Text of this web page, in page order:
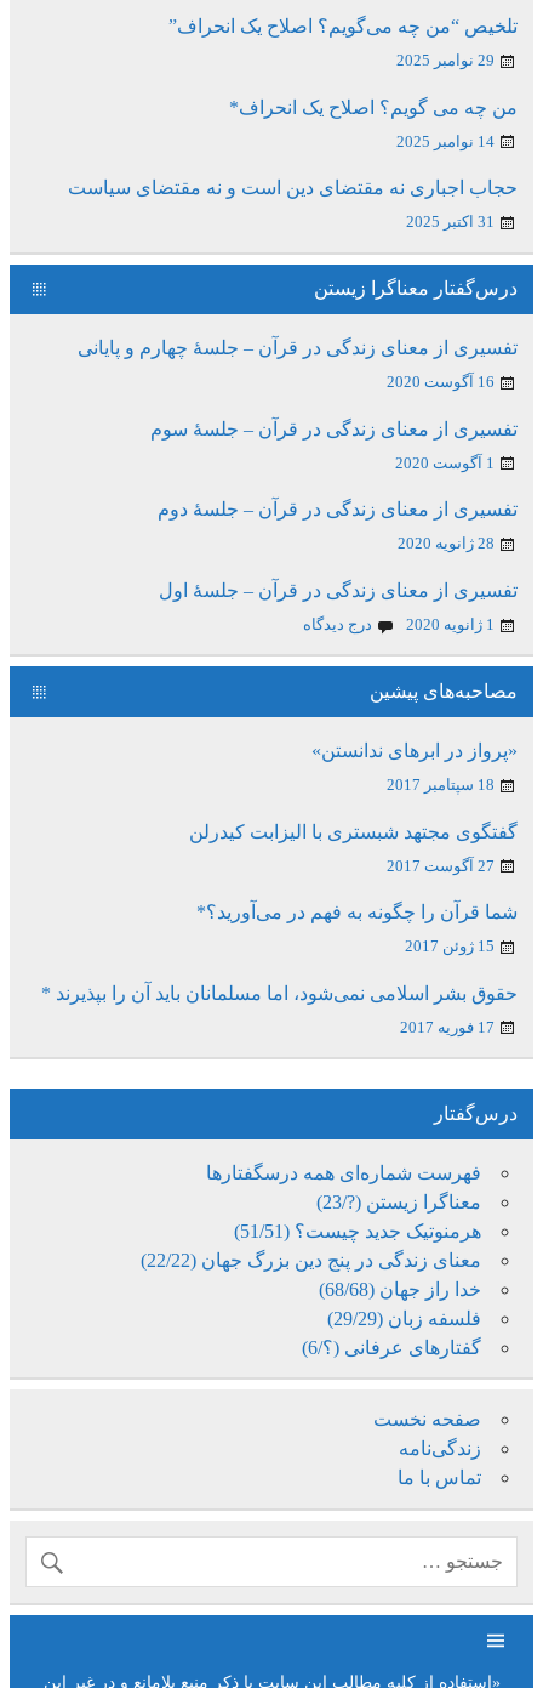
تلخیص “من چه می‌گویم؟ اصلاح یک انحراف”
29 نوامبر 2025
من چه می گویم؟ اصلاح یک انحراف*
14 نوامبر 2025
حجاب اجباری نه مقتضای دین است و نه مقتضای سیاست
31 اکتبر 2025
درس‌گفتار معناگرا زیستن
تفسیری از معنای زندگی در قرآن – جلسۀ چهارم و پایانی
16 آگوست 2020
تفسیری از معنای زندگی در قرآن – جلسۀ سوم
1 آگوست 2020
تفسیری از معنای زندگی در قرآن – جلسۀ دوم
28 ژانویه 2020
تفسیری از معنای زندگی در قرآن – جلسۀ اول
1 ژانویه 2020 درج دیدگاه
مصاحبه‌های پیشین
«پرواز در ابرهای ندانستن»
18 سپتامبر 2017
گفتگوی مجتهد شبستری با الیزابت کیدرلن
27 آگوست 2017
شما قرآن را چگونه به فهم در می‌آورید؟*
15 ژوئن 2017
حقوق بشر اسلامی نمی‌شود، اما مسلمانان باید آن را بپذیرند *
17 فوریه 2017
درس‌گفتار
فهرست شماره‌ای همه درسگفتارها
معناگرا زیستن (?/23)
هرمنوتیک جدید چیست؟ (51/51)
معنای زندگی در پنج دین بزرگ جهان (22/22)
خدا راز جهان (68/68)
فلسفه زبان (29/29)
گفتارهای عرفانی (؟/6)
صفحه نخست
زندگی‌نامه
تماس با ما
«استفاده از کلیه مطالب این سایت با ذکر منبع بلامانع و در غیر این